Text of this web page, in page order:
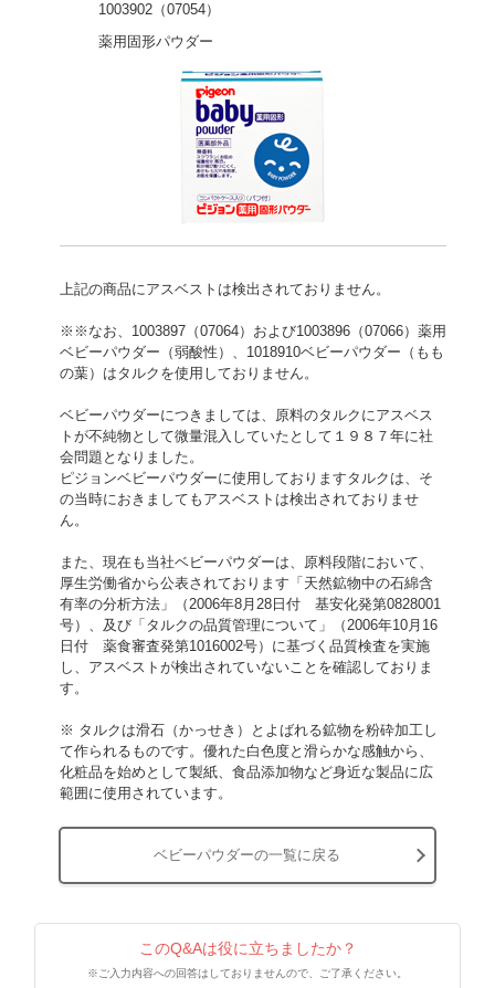
1003902（07054）
薬用固形パウダー
上記の商品にアスベストは検出されておりません。
※※なお、1003897（07064）および1003896（07066）薬用
ベビーパウダー（弱酸性）、1018910ベビーパウダー（もも
の葉）はタルクを使用しておりません。
ベビーパウダーにつきましては、原料のタルクにアスベス
トが不純物として微量混入していたとして１９８７年に社
会問題となりました。
ピジョンベビーパウダーに使用しておりますタルクは、そ
の当時におきましてもアスベストは検出されておりませ
ん。
また、現在も当社ベビーパウダーは、原料段階において、
厚生労働省から公表されております「天然鉱物中の石綿含
有率の分析方法」（2006年8月28日付 基安化発第0828001
号）、及び「タルクの品質管理について」（2006年10月16
日付 薬食審査発第1016002号）に基づく品質検査を実施
し、アスベストが検出されていないことを確認しておりま
す。
※ タルクは滑石（かっせき）とよばれる鉱物を粉砕加工し
て作られるものです。優れた白色度と滑らかな感触から、
化粧品を始めとして製紙、食品添加物など身近な製品に広
範囲に使用されています。
ベビーパウダーの一覧に戻る
このQ&Aは役に立ちましたか？
※ご入力内容への回答はしておりませんので、ご了承ください。